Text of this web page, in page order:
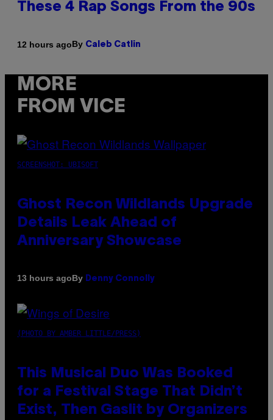
These 4 Rap Songs From the 90s
12 hours agoBy Caleb Catlin
MORE
FROM VICE
SCREENSHOT: UBISOFT
Ghost Recon Wildlands Upgrade
Details Leak Ahead of
Anniversary Showcase
13 hours agoBy Denny Connolly
(PHOTO BY AMBER LITTLE/PRESS)
This Musical Duo Was Booked
for a Festival Stage That Didn’t
Exist, Then Gaslit by Organizers